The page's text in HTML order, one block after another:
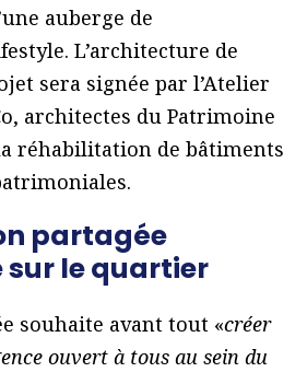
auberge de
L’architecture de
sera signée par l’Atelier
architectes du Patrimoine
réhabilitation de bâtiments
partagée
sur le quartier
souhaite avant tout «créer
ouvert à tous au sein du